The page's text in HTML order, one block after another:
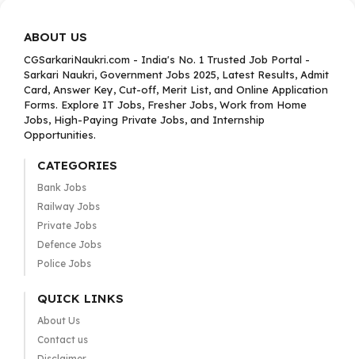
ABOUT US
CGSarkariNaukri.com - India's No. 1 Trusted Job Portal -
Sarkari Naukri, Government Jobs 2025, Latest Results, Admit
Card, Answer Key, Cut-off, Merit List, and Online Application
Forms. Explore IT Jobs, Fresher Jobs, Work from Home
Jobs, High-Paying Private Jobs, and Internship
Opportunities.
CATEGORIES
Bank Jobs
Railway Jobs
Private Jobs
Defence Jobs
Police Jobs
QUICK LINKS
About Us
Contact us